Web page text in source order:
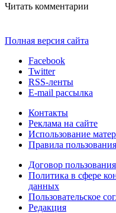
Читать комментарии
Полная версия сайта
Facebook
Twitter
RSS-ленты
E-mail рассылка
Контакты
Реклама на сайте
Использование
Правила
Договор
Политика в сфере
данных
Пользовательское
Редакция